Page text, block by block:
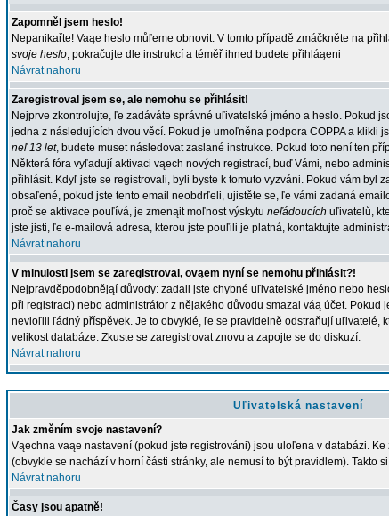
Zapomněl jsem heslo!
Nepanikařte! Vaąe heslo můľeme obnovit. V tomto případě zmáčkněte na
svoje heslo, pokračujte dle instrukcí a téměř ihned budete přihláąeni
Návrat nahoru
Zaregistroval jsem se, ale nemohu se přihlásit!
Nejprve zkontrolujte, ľe zadáváte správné uľivatelské jméno a heslo. Pokud
jedna z následujících dvou věcí. Pokud je umoľněna podpora COPPA a klikli
neľ 13 let, budete muset následovat zaslané instrukce. Pokud toto není ten
Některá fóra vyľadují aktivaci vąech nových registrací, buď Vámi, nebo
přihlásit. Kdyľ jste se registrovali, byli byste k tomuto vyzváni. Pokud vám byl
obsaľené, pokud jste tento email neobdrľeli, ujistěte se, ľe vámi zadaná
proč se aktivace pouľívá, je zmenąit moľnost výskytu neľádoucích uľivatelů,
jste jisti, ľe e-mailová adresa, kterou jste pouľili je platná, kontaktujte
Návrat nahoru
V minulosti jsem se zaregistroval, ovąem nyní se nemohu přihlásit?!
Nejpravděpodobnějąí důvody: zadali jste chybné uľivatelské jméno nebo
při registraci) nebo administrátor z nějakého důvodu smazal váą účet. Pokud
nevloľili ľádný příspěvek. Je to obvyklé, ľe se pravidelně odstraňují uľivatelé,
velikost databáze. Zkuste se zaregistrovat znovu a zapojte se do diskuzí.
Návrat nahoru
Uľivatelská nastavení
Jak změním svoje nastavení?
Vąechna vaąe nastavení (pokud jste registrováni) jsou uloľena v databázi.
(obvykle se nachází v horní části stránky, ale nemusí to být pravidlem). Takto
Návrat nahoru
Časy jsou ąpatně!